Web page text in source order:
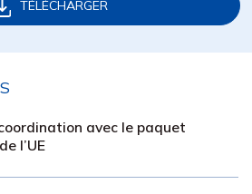
TÉLÉCHARGER
avec le paquet
l’UE